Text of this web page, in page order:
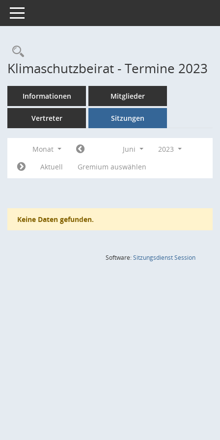
Toggle navigation
Rechercheauswahl
Klimaschutzbeirat - Termine 2023
Informationen Mitglieder
Vertreter Sitzungen
Monat Juni
2023
Aktuell
Gremium auswählen
Keine Daten gefunden.
Software:SitzungsdienstSession(Wird in